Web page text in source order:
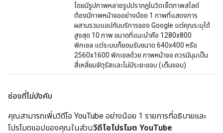
โดยมีรูปภาพหลายรูปปรากฏในวิดเจ็ตภาพสไลด์
ต้องมีภาพหน้าจออย่างน้อย 1 ภาพที่แสดงการ
ผสานรวมแอปกับบริการของ Google แต่คุณระบุได้
สูงสุด 10 ภาพ ขนาดที่แนะนำคือ 1280x800
พิกเซล แต่ระบบก็ยอมรับขนาด 640x400 หรือ
2560x1600 พิกเซลด้วย ภาพหน้าจอ ควรมีมุมเป็น
สี่เหลี่ยมจัตุรัสและไม่มีระยะขอบ (เต็มขอบ)
ช่องที่ไม่บังคับ
คุณสามารถเพิ่มวิดีโอ YouTube อย่างน้อย 1 รายการที่อธิบายและ
โปรโมตแอปของคุณในส่วนวิดีโอโปรโมต YouTube